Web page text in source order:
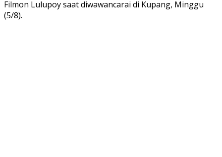
Filmon Lulupoy saat diwawancarai di Kupang, Minggu
(5/8).